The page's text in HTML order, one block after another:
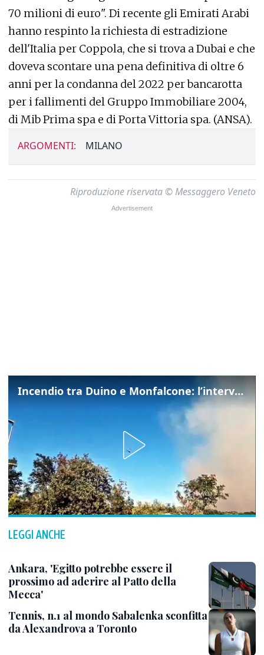
70 milioni di euro". Di recente gli Emirati Arabi
hanno respinto la richiesta di estradizione
dell'Italia per Coppola, che si trova a Dubai e che
doveva scontare una pena definitiva di oltre 6
anni per la condanna del 2022 per bancarotta
per i fallimenti del Gruppo Immobiliare 2004,
di Mib Prima spa e di Porta Vittoria spa. (ANSA).
ARGOMENTI: MILANO
Riproduzione riservata © Messaggero Veneto
Incendio tra Duino e Monfalcone: l’intervento dei vigili del fuoco
LEGGI ANCHE
Ankara, 'Egitto potrebbe essere il
prossimo ad aderire al Patto della
Mecca'
Tennis, n.1 al mondo Sabalenka sconfitta
da Alexandrova a Toronto